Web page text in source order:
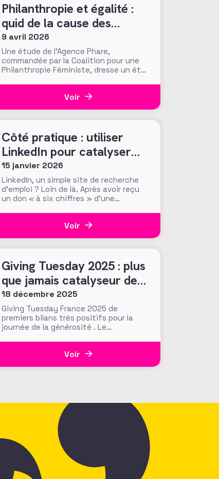
Philanthropie et égalité :
quid de la cause des
femmes ?
9 avril 2026
Une étude de l’Agence Phare,
commandée par la Coalition pour une
Philanthropie Féministe, dresse un état
France. Présentés le 24 mars dernier
Voir
Côté pratique : utiliser
LinkedIn pour catalyser
son potentiel de
conviction des donateurs
15 janvier 2026
LinkedIn, un simple site de recherche
d’emploi ? Loin de là. Après avoir reçu
un don « à six chiffres » d’une
la Making Waves Education Foundation
Voir
Giving Tuesday 2025 : plus
que jamais catalyseur des
engagements généreux et
collectifs ?
18 décembre 2025
Giving Tuesday France 2025 de
premiers bilans très positifs pour la
journée de la générosité . Le
Voir